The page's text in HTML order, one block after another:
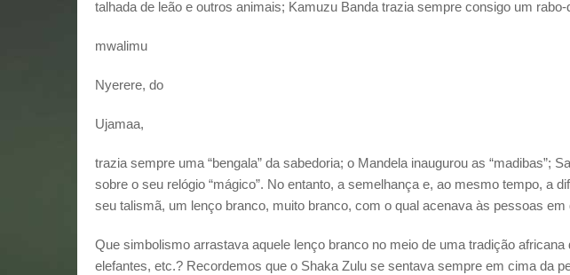
talhada de leão e outros animais; Kamuzu Banda trazia sempre consigo um
mwalimu
Nyerere, do
Ujamaa,
trazia sempre uma “bengala” da sabedoria; o Mandela inaugurou as “madibas”;
sobre o seu relógio “mágico”. No entanto, a semelhança e, ao mesmo tempo, a
seu talismã, um lenço branco, muito branco, com o qual acenava às pessoas em
Que simbolismo arrastava aquele lenço branco no meio de uma tradição africana
elefantes, etc.? Recordemos que o Shaka Zulu se sentava sempre em cima da